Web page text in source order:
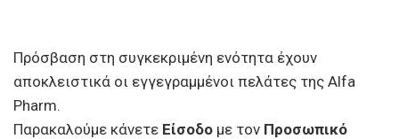
Πρόσβαση στη συγκεκριμένη ενότητα έχουν
αποκλειστικά οι εγγεγραμμένοι πελάτες της Alfa
Pharm.
Παρακαλούμε κάνετε Είσοδο με τον Προσωπικό